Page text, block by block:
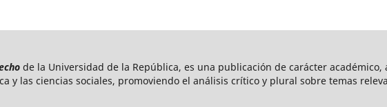
de la Universidad de la República, es una publicación de carácter
y las ciencias sociales, promoviendo el análisis crítico y plural sobre temas